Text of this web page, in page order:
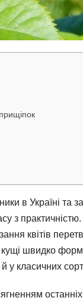
в Україні та
з
квітів
швидко
у класичних
останніх